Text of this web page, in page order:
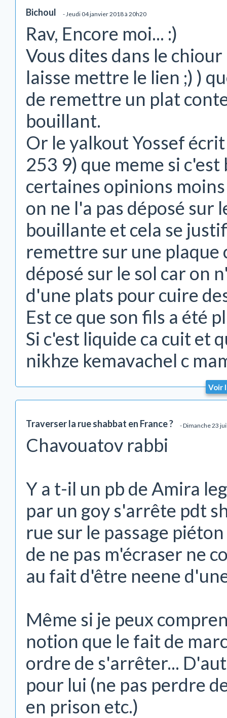
Bichoul - Jeudi 04 janvier 2018 à 20h20
Rav, Encore moi... :)
Vous dites dans le
laisse mettre le lien ;) )
de remettre un plat
bouillant.
Or le yalkout Yossef
253 9) que meme si
certaines opinions
on ne l'a pas déposé sur
bouillante et cela se
remettre sur une plaque
déposé sur le sol car on
d'une plats pour cuire
Est ce que son fils a été
Si c'est liquide ca cuit et
nikhze kemavachel c
Voir
Traverser la rue shabbat en France ? - Dimanche 23
Chavouatov rabbi
Y a t-il un pb de Amira
par un goy s'arrête pdt
rue sur le passage
de ne pas m'écraser ne
au fait d'être neene
Même si je peux
notion que le fait de
ordre de s'arrêter...
pour lui (ne pas perdre
en prison etc.)